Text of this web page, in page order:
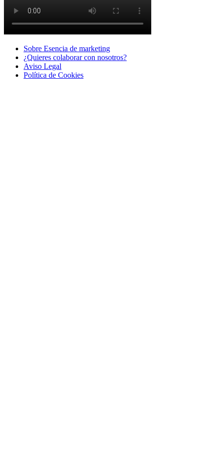
Sobre Esencia de marketing
¿Quieres colaborar con nosotros?
Aviso Legal
Polí­tica de Cookies